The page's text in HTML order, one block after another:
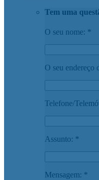
Tem uma
O seu nome: *
O seu endereço
Telefone/
Assunto: *
Mensagem: *